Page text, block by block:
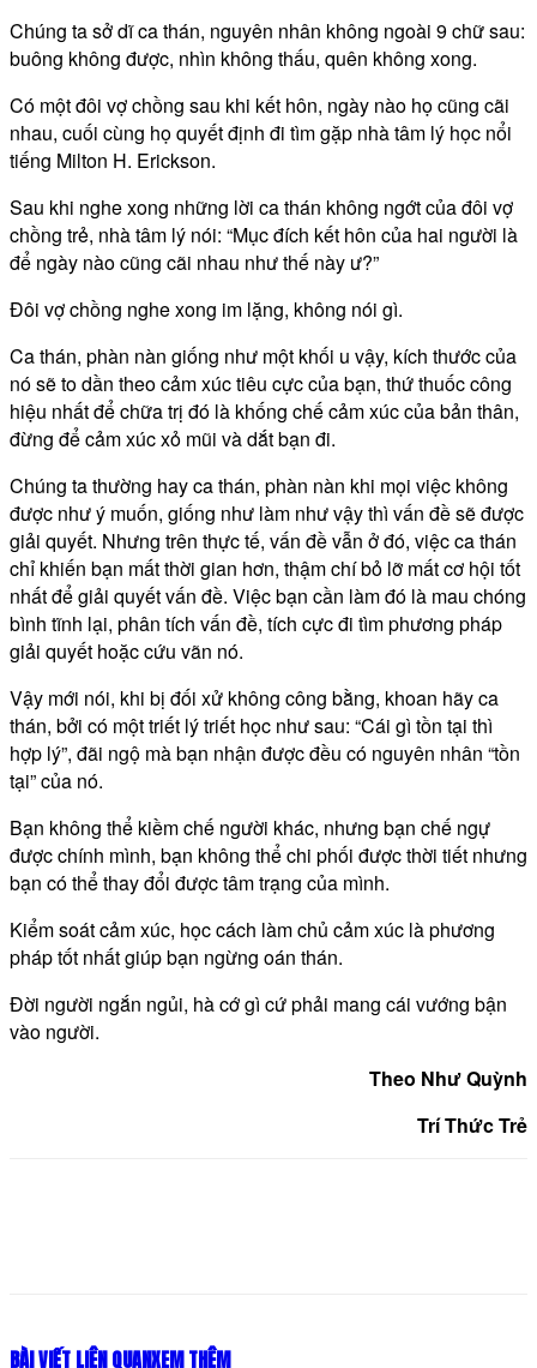
Chúng ta sở dĩ ca thán, nguyên nhân không ngoài 9 chữ sau:
buông không được, nhìn không thấu, quên không xong.
Có một đôi vợ chồng sau khi kết hôn, ngày nào họ cũng cãi
nhau, cuối cùng họ quyết định đi tìm gặp nhà tâm lý học nổi
tiếng Milton H. Erickson.
Sau khi nghe xong những lời ca thán không ngớt của đôi vợ
chồng trẻ, nhà tâm lý nói: “Mục đích kết hôn của hai người là
để ngày nào cũng cãi nhau như thế này ư?”
Đôi vợ chồng nghe xong im lặng, không nói gì.
Ca thán, phàn nàn giống như một khối u vậy, kích thước của
nó sẽ to dần theo cảm xúc tiêu cực của bạn, thứ thuốc công
hiệu nhất để chữa trị đó là khống chế cảm xúc của bản thân,
đừng để cảm xúc xỏ mũi và dắt bạn đi.
Chúng ta thường hay ca thán, phàn nàn khi mọi việc không
được như ý muốn, giống như làm như vậy thì vấn đề sẽ được
giải quyết. Nhưng trên thực tế, vấn đề vẫn ở đó, việc ca thán
chỉ khiến bạn mất thời gian hơn, thậm chí bỏ lỡ mất cơ hội tốt
nhất để giải quyết vấn đề. Việc bạn cần làm đó là mau chóng
bình tĩnh lại, phân tích vấn đề, tích cực đi tìm phương pháp
giải quyết hoặc cứu vãn nó.
Vậy mới nói, khi bị đối xử không công bằng, khoan hãy ca
thán, bởi có một triết lý triết học như sau: “Cái gì tồn tại thì
hợp lý”, đãi ngộ mà bạn nhận được đều có nguyên nhân “tồn
tại” của nó.
Bạn không thể kiềm chế người khác, nhưng bạn chế ngự
được chính mình, bạn không thể chi phối được thời tiết nhưng
bạn có thể thay đổi được tâm trạng của mình.
Kiểm soát cảm xúc, học cách làm chủ cảm xúc là phương
pháp tốt nhất giúp bạn ngừng oán thán.
Đời người ngắn ngủi, hà cớ gì cứ phải mang cái vướng bận
vào người.
Theo Như Quỳnh
Trí Thức Trẻ
BÀI VIẾT LIÊN QUANXEM THÊM